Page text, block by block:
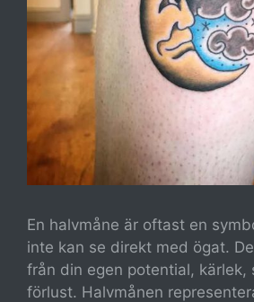
En halvmåne är oftast en
inte kan se direkt med ögat.
från din egen potential, kärlek,
förlust. Halvmånen